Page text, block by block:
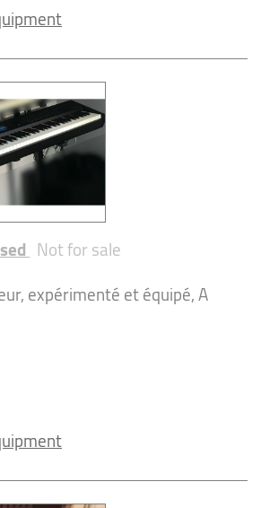
Not for sale
expérimenté et équipé, A